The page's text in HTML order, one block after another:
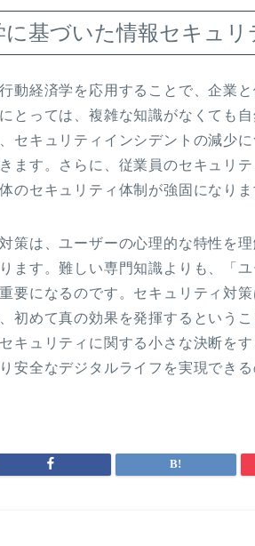
に基づいた情報セキュリ
動経済学を応用することで、企業
とっては、複雑な知識がなくても
セキュリティインシデントの減少
ます。さらに、従業員のセキュリ
のセキュリティ体制が強固になりま
策は、ユーザーの心理的な特性を
ます。難しい専門知識よりも、「
要になるのです。セキュリティ対
初めて真の効果を発揮するという
キュリティに関する小さな決断を
安全なデジタルライフを実現できる